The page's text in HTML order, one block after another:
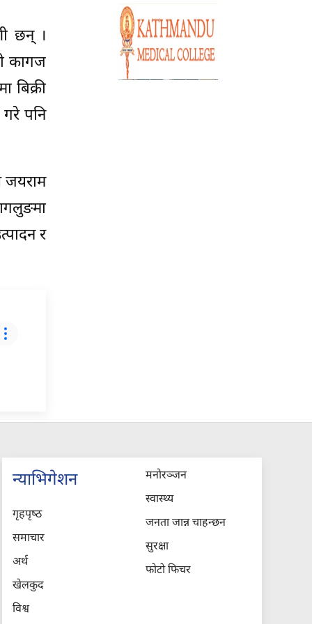
छन् ।
कागज
बिक्री
पनि
जयराम
र
न्याभिगेशन
गृहपृष्‍ठ
समाचार
अर्थ
खेलकुद
विश्व
मनोरञ्जन
स्वास्थ्य
जनता जान्न चाहन्छन
सुरक्षा
फोटो फिचर